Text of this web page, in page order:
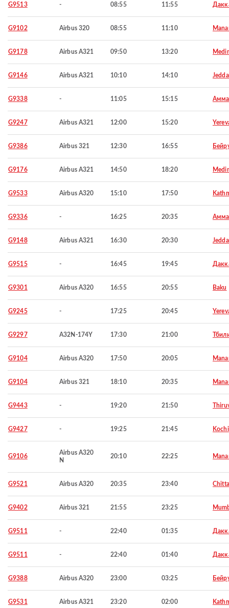
G9513 - 08:55 11:55
G9102 Airbus 320 08:55 11:10
G9178 Airbus A321 09:50 13:20
G9146 Airbus A321 10:10 14:10
G9338 - 11:05 15:15
G9247 Airbus A321 12:00 15:20
G9386 Airbus 321 12:30 16:55
G9176 Airbus A321 14:50 18:20
G9533 Airbus A320 15:10 17:50
G9336 - 16:25 20:35
G9148 Airbus A321 16:30 20:30
G9515 - 16:45 19:45
G9301 Airbus A320 16:55 20:55 Baku
G9245 - 17:25 20:45
G9297 A32N-174Y 17:30 21:00
G9104 Airbus A320 17:50 20:05
G9104 Airbus 321 18:10 20:35
G9443 - 19:20 21:50
G9427 - 19:25 21:45 Kochi
G9106
Airbus A320
N
20:10 22:25
G9521 Airbus A320 20:35 23:40
G9402 Airbus 321 21:55 23:25
G9511 - 22:40 01:35
G9511 - 22:40 01:40
G9388 Airbus A320 23:00 03:25
G9531 Airbus A321 23:20 02:00